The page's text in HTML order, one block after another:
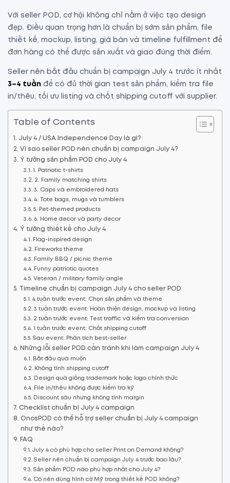
Với seller POD, cơ hội không chỉ nằm ở việc tạo design
đẹp. Điều quan trọng hơn là chuẩn bị sớm sản phẩm, file
thiết kế, mockup, listing, giá bán và timeline fulfillment để
đơn hàng có thể được sản xuất và giao đúng thời điểm.
Seller nên bắt đầu chuẩn bị campaign July 4 trước ít nhất
3–4 tuần để có đủ thời gian test sản phẩm, kiểm tra file
in/thêu, tối ưu listing và chốt shipping cutoff với supplier.
Table of Contents
July 4 / USA Independence Day là gì?
Vì sao seller POD nên chuẩn bị campaign July 4?
Ý tưởng sản phẩm POD cho July 4
1. Patriotic t-shirts
2. Family matching shirts
3. Caps và embroidered hats
4. Tote bags, mugs và tumblers
5. Pet-themed products
6. Home decor và party decor
Ý tưởng thiết kế cho July 4
Flag-inspired design
Fireworks theme
Family BBQ / picnic theme
Funny patriotic quotes
Veteran / military family angle
Timeline chuẩn bị campaign July 4 cho seller POD
4 tuần trước event: Chọn sản phẩm và theme
3 tuần trước event: Hoàn thiện design, mockup và listing
2 tuần trước event: Test traffic và kiểm tra conversion
1 tuần trước event: Chốt shipping cutoff
Sau event: Phân tích best-seller
Những lỗi seller POD cần tránh khi làm campaign July 4
Bắt đầu quá muộn
Không tính shipping cutoff
Design quá giống trademark hoặc logo chính thức
File in/thêu không được kiểm tra kỹ
Discount sâu nhưng không tính margin
Checklist chuẩn bị July 4 campaign
OnosPOD có thể hỗ trợ seller chuẩn bị July 4 campaign
như thế nào?
FAQ
July 4 có phù hợp cho seller Print on Demand không?
Seller nên chuẩn bị campaign July 4 trước bao lâu?
Sản phẩm POD nào phù hợp nhất cho July 4?
Có nên dùng hình cờ Mỹ trong thiết kế POD không?